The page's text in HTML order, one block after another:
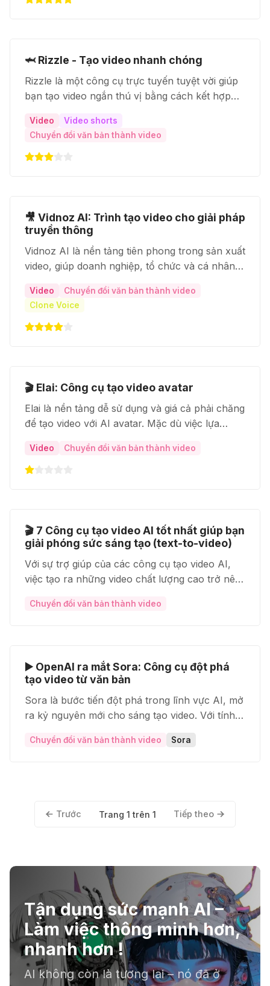
🦈 Rizzle - Tạo video nhanh chóng
Rizzle là một công cụ trực tuyến tuyệt vời giúp
bạn tạo video ngắn thú vị bằng cách kết hợp
dụng Rizzle để kể chuyện du lịch, giới thiệu các
địa điểm hoặc đơn giản là tạo video giáo dục.
Video
Video shorts
Chuyển đổi văn bản thành video
🎥 Vidnoz AI: Trình tạo video cho giải pháp
truyền thông
Vidnoz AI là nền tảng tiên phong trong sản xuất
video, giúp doanh nghiệp, tổ chức và cá nhân
dẫn chỉ trong vài phút.
Video
Chuyển đổi văn bản thành video
Clone Voice
🎬 Elai: Công cụ tạo video avatar
Elai là nền tảng dễ sử dụng và giá cả phải chăng
để tạo video với AI avatar. Mặc dù việc lựa
nhưng sự phát triển tích cực của Elai cho thấy
những cải tiến trong tương lai.
Video Chuyển đổi văn bản thành video
🎬 7 Công cụ tạo video AI tốt nhất giúp bạn
giải phóng sức sáng tạo (text-to-video)
Với sự trợ giúp của các công cụ tạo video AI,
việc tạo ra những video chất lượng cao trở nên
phù hợp và bắt đầu khám phá khả năng sáng
Chuyển đổi văn bản thành video
▶️ OpenAI ra mắt Sora: Công cụ đột phá
tạo video từ văn bản
Sora là bước tiến đột phá trong lĩnh vực AI, mở
ra kỷ nguyên mới cho sáng tạo video. Với tính
Sora hứa hẹn sẽ trở thành công cụ mạnh mẽ
Chuyển đổi văn bản thành video Sora
Trước Trang 1 trên 1 Tiếp theo
Tận dụng sức mạnh AI –
Làm việc thông minh hơn,
nhanh hơn !
AI không còn là tương lai – nó đã ở